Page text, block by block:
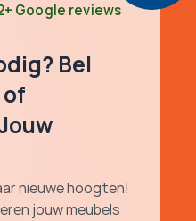
Google reviews
Bel
of
nieuwe hoogten!
jouw meubels